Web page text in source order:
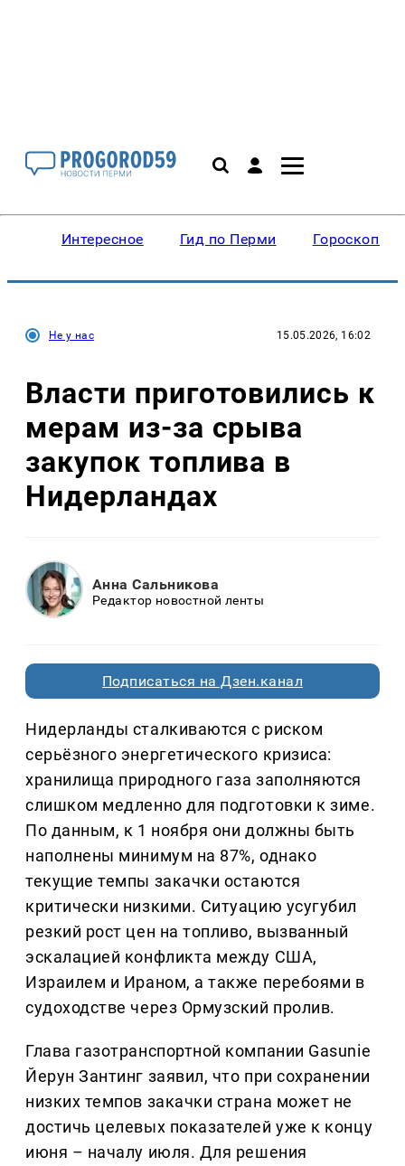
Интересное Гид по Перми Гороскопы
Не у нас 15.05.2026, 16:02
Власти приготовились к
мерам из-за срыва
закупок топлива в
Нидерландах
Анна Сальникова
Редактор новостной ленты
Подписаться на Дзен.канал
Нидерланды сталкиваются с риском
серьёзного энергетического кризиса:
хранилища природного газа заполняются
слишком медленно для подготовки к зиме.
По данным, к 1 ноября они должны быть
наполнены минимум на 87%, однако
текущие темпы закачки остаются
критически низкими. Ситуацию усугубил
резкий рост цен на топливо, вызванный
эскалацией конфликта между США,
Израилем и Ираном, а также перебоями в
судоходстве через Ормузский пролив.
Глава газотранспортной компании Gasunie
Йерун Зантинг заявил, что при сохранении
низких темпов закачки страна может не
достичь целевых показателей уже к концу
июня – началу июля. Для решения